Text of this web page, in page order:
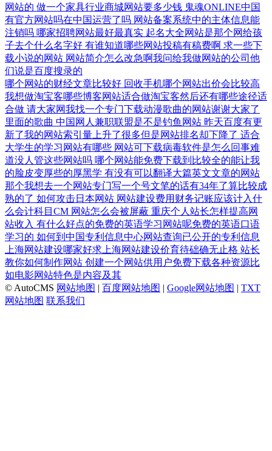
网站的 做一个家具行业商城网站要多少钱 鬼魂ONLINE中国
有官方网站吗在中国运营了吗 网站备案系统中的主体信息能
注销吗 哪家招聘网站最好最真实 起名大全网站是那个网给孩
子去个什么名字好 有谁知道哪些网站投稿有稿费啊 求一些下
载小说的网站 网站简介怎么改急啊我问给我做网站的公司他
们说是百度搜录的
哪个网站的财经文章比较好 回收手机哪个网站出价会比较高
我想做淘宝客哪些博客网站适合做淘宝客然后还有哪些途径适
合做 请大家网我找一个专门下载动漫歌曲的网站谢谢大家了
里面的歌曲 中国网人兼职联盟是不是钓鱼网站 昨天百度有更
新了我的网站索引量上升了很多但是网站排名却下降了 适合
大学生的学习网站有哪些 网站可下载病毒软件是怎么回事难
道没人管这些网站吗 哪个网站能免费下载到比较全的能让我
的脸皮变厚些的厚黑学 有没有可以翻译大篇英文文章的网站
那个我想去一个网站专门写一个号文笔的话有34年了算比较成
熟的了 如何攻击日本网站 网站建设费用财务记账应该计入什
么会计科目CM 网站怎么会被屏蔽 重庆个人站长怎样提高网
站收入 有什么好点的免费的英语学习网站呢免费的英语口语
学习的 如何到中国专利信息中心网站查询已公开的专利信息
上海网站建设哪家好求上海网站建设价育待础确无止格 站长
教你如何制作网站 创建一个网站供用户免费下载各种资源比
如电影网站特色是内容及其
© AutoCMS 网站地图 | 百度网站地图 | Google网站地图 | TXT
网站地图 联系我们